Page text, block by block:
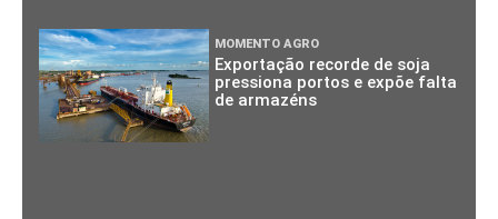
MOMENTO AGRO
Exportação recorde de soja
pressiona portos e expõe falta
de armazéns